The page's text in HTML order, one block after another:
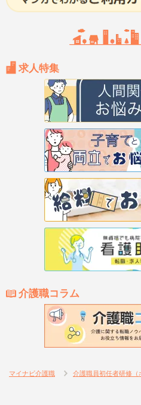
求人特集
介護職コラム
マイナビ介護職 介護職員初任者研修（